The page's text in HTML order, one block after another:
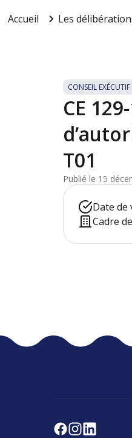
Accueil Les
CONSEIL EXÉCUTIF
CE
T01
Publié le 15
Date de
Cadre